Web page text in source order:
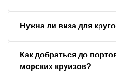
Нужна ли виза для
Как добраться до
морских круизов?